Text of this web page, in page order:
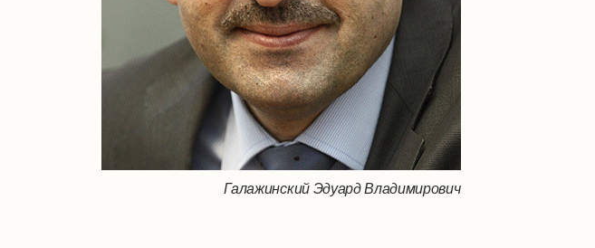
Галажинский Эдуард Владимирович